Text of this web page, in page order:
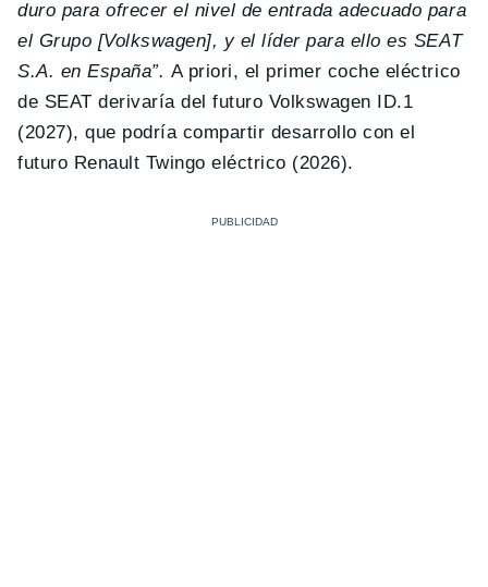
duro para ofrecer el nivel de entrada adecuado para
el Grupo [Volkswagen], y el líder para ello es SEAT
S.A. en España”. A priori, el primer coche eléctrico
de SEAT derivaría del futuro Volkswagen ID.1
(2027), que podría compartir desarrollo con el
futuro Renault Twingo eléctrico (2026).